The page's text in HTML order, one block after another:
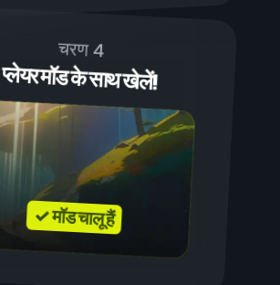
चरण 4
प्लेयर मॉड के साथ खेलें!
✓ मॉड चालू हैं